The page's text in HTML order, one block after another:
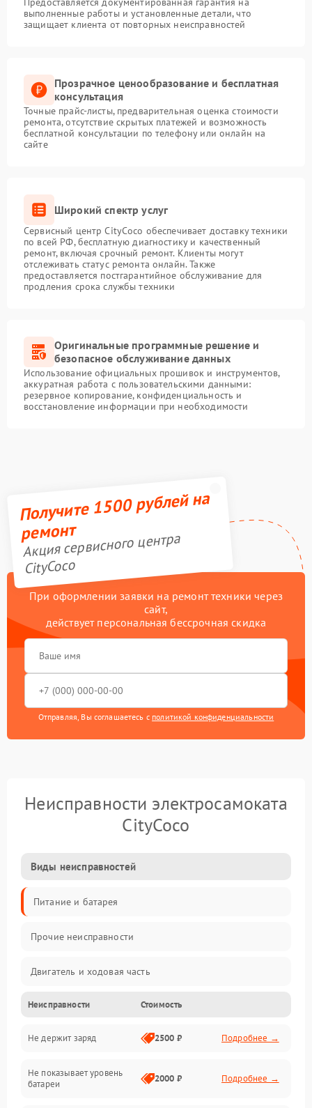
выполненные работы и установленные детали, что
защищает клиента от повторных неисправностей
Прозрачное ценообразование и бесплатная
консультация
Точные прайс-листы, предварительная оценка стоимости
ремонта, отсутствие скрытых платежей и возможность
бесплатной консультации по телефону или онлайн на
сайте
Широкий спектр услуг
Сервисный центр CityCoco обеспечивает доставку техники
по всей РФ, бесплатную диагностику и качественный
ремонт, включая срочный ремонт. Клиенты могут
отслеживать статус ремонта онлайн. Также
предоставляется постгарантийное обслуживание для
продления срока службы техники
Оригинальные программные решение и
безопасное обслуживание данных
Использование официальных прошивок и инструментов,
аккуратная работа с пользовательскими данными:
резервное копирование, конфиденциальность и
восстановление информации при необходимости
Получите 1500 рублей на
ремонт
Акция сервисного центра
CityCoco
При оформлении заявки на ремонт техники через
сайт,
действует персональная бессрочная скидка
Отправляя, Вы соглашаетесь с политикой конфиденциальности
Неисправности электросамоката
CityCoco
Виды неисправностей
Питание и батарея
Прочие неисправности
Двигатель и ходовая часть
Тормоза и безопасность
Подвеска и колеса
Электроника и управление
Неисправности Стоимость
Не держит заряд 2500 ₽ Подробнее →
Не показывает уровень
батареи
2000 ₽ Подробнее →